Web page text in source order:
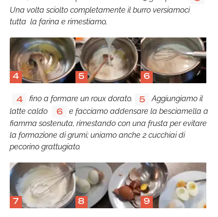
Una volta sciolto completamente il burro versiamoci
tutta la farina e rimestiamo,
4 5 6
4 fino a formare un roux dorato. 5
Aggiungiamo il
latte caldo
6
e facciamo addensare la besciamella a
fiamma sostenuta, rimestando con una frusta per evitare
la formazione di grumi; uniamo anche 2 cucchiai di
pecorino grattugiato.
7 8 9